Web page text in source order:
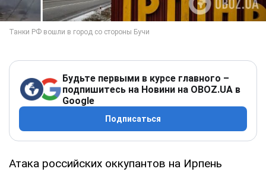
Будьте первыми в курсе главного –
подпишитесь на Новини на OBOZ.UA в
Google
Подписаться
Атака российских оккупантов на Ирпень